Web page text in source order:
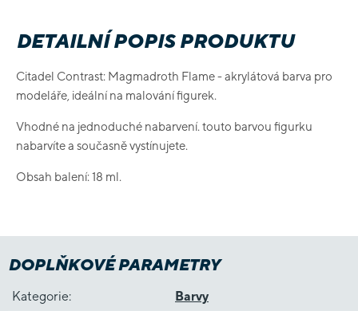
DETAILNÍ POPIS PRODUKTU
Citadel Contrast: Magmadroth Flame - akrylátová barva pro
modeláře, ideální na malování figurek.
Vhodné na jednoduché nabarvení. touto barvou figurku
nabarvíte a současně vystínujete.
Obsah balení: 18 ml.
DOPLŇKOVÉ PARAMETRY
Kategorie: Barvy